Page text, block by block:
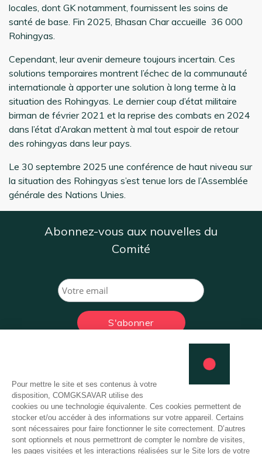
locales, dont GK notamment, fournissent les soins de
santé de base. Fin 2025, Bhasan Char accueille 36 000
Rohingyas.
Cependant, leur avenir demeure toujours incertain. Ces
solutions temporaires montrent l’échec de la communauté
internationale à apporter une solution à long terme à la
situation des Rohingyas. Le dernier coup d’état militaire
birman de février 2021 et la reprise des combats en 2024
dans l’état d’Arakan mettent à mal tout espoir de retour
des rohingyas dans leur pays.
Le 30 septembre 2025 une conférence de haut niveau sur
la situation des Rohingyas s’est tenue lors de l’Assemblée
générale des Nations Unies.
Abonnez-vous aux nouvelles du
Comité
Comité Français de Soutien
à GK-Savar Bangladesh
CFS GK-Savar Bangladesh
52, boulevard de Vaugirard
Actualités
Domaines d’action